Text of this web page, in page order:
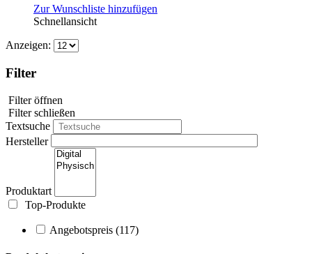
Zur Wunschliste hinzufügen
Schnellansicht
Anzeigen:
Filter
Filter öffnen
Filter schließen
Textsuche
Hersteller
Produktart
Top-Produkte
Angebotspreis (117)